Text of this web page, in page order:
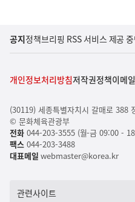
공지정책브리핑 RSS 서비스 제공
개인정보처리방침저작권정책이메
(30119) 세종특별자치시 갈매로 388
© 문화체육관광부
전화044-203-3555 (월-금 09:00 -
팩스044-203-3488
대표메일 webmaster@korea.kr
관련사이트